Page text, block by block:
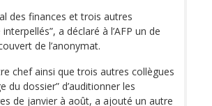
des finances et trois autres
a déclaré à l’AFP un de
de l’anonymat.
chef ainsi que trois autres collègues
du dossier” d’auditionner les
de janvier à août, a ajouté un autre